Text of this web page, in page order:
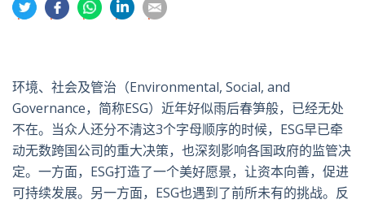
分
享
特
分
享
书
分
享
享
英
享
郵
环境、社会及管治（Environmental, Social, and
Governance，简称ESG）近年好似雨后春笋般，已经无处
不在。当众人还分不清这3个字母顺序的时候，ESG早已牵
动无数跨国公司的重大决策，也深刻影响各国政府的监管决
定。一方面，ESG打造了一个美好愿景，让资本向善，促进
可持续发展。另一方面，ESG也遇到了前所未有的挑战。反